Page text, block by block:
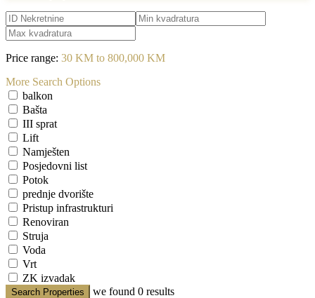
Price range: 30 KM to 800,000 KM
More Search Options
balkon
Bašta
III sprat
Lift
Namješten
Posjedovni list
Potok
prednje dvorište
Pristup infrastrukturi
Renoviran
Struja
Voda
Vrt
ZK izvadak
Search Properties we found 0 results